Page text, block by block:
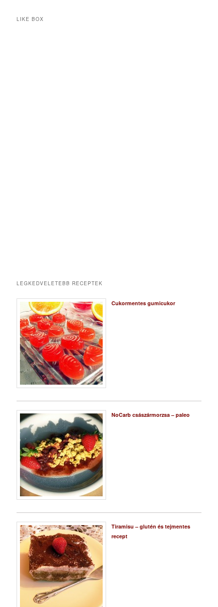
LIKE BOX
LEGKEDVELETEBB RECEPTEK
Cukormentes gumicukor
NoCarb császármorzsa – paleo
Tiramisu – glutén és tejmentes
recept